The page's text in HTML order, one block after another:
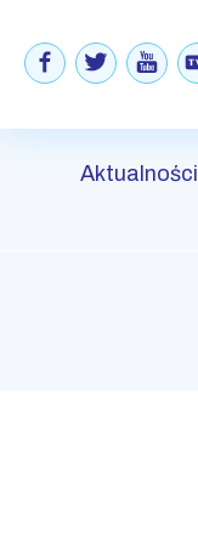
Aktualności